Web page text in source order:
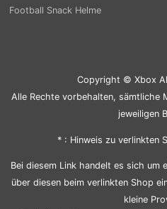
Football Snack Helme
Copyright © Xbox
Alle Rechte vorbehalten, sämtliche
jeweiligen
* : Hinweis zu verlinkten
Bei diesem Link handelt es sich um
über diesen beim verlinkten Shop
kleine